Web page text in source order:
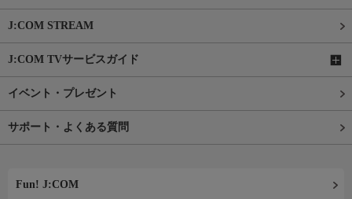
J:COM STREAM
J:COM TVサービスガイド
イベント・プレゼント
サポート・よくある質問
Fun! J:COM